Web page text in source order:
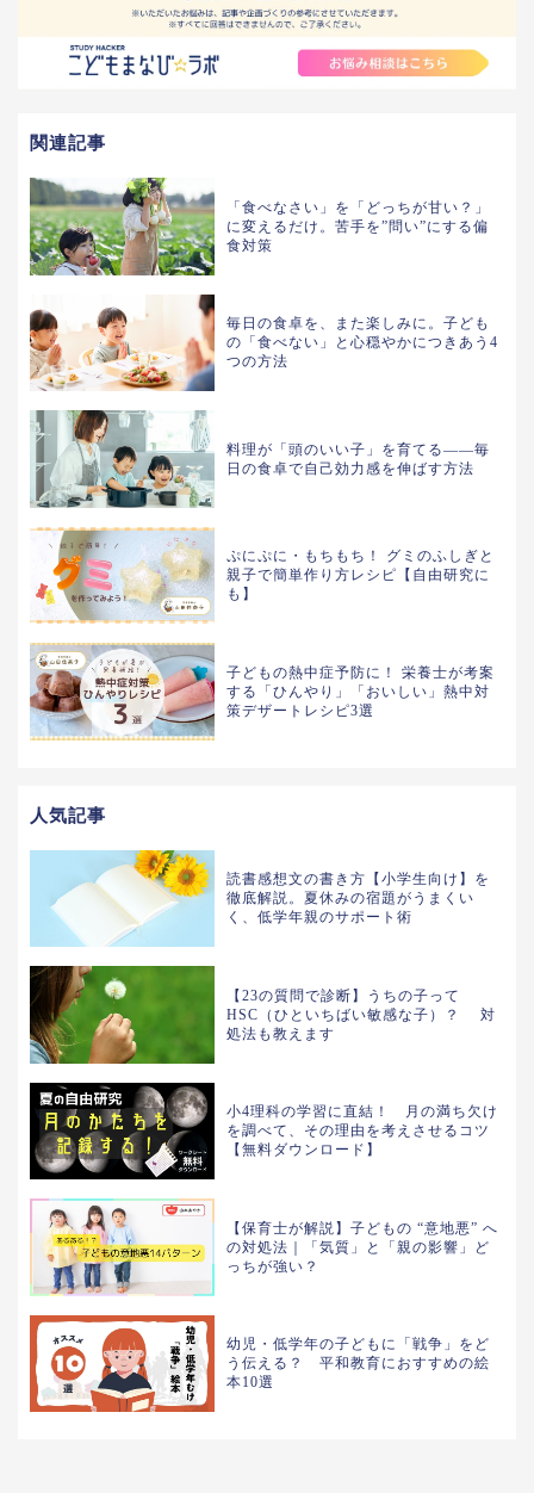
関連記事
「食べなさい」を「どっちが甘い？」
に変えるだけ。苦手を”問い”にする偏
食対策
毎日の食卓を、また楽しみに。子ども
の「食べない」と心穏やかにつきあう4
つの方法
料理が「頭のいい子」を育てる――毎
日の食卓で自己効力感を伸ばす方法
ぷにぷに・もちもち！ グミのふしぎと
親子で簡単作り方レシピ【自由研究に
も】
子どもの熱中症予防に！ 栄養士が考案
する「ひんやり」「おいしい」熱中対
策デザートレシピ3選
人気記事
読書感想文の書き方【小学生向け】を
徹底解説。夏休みの宿題がうまくい
く、低学年親のサポート術
【23の質問で診断】うちの子って
HSC（ひといちばい敏感な子）？ 対
処法も教えます
小4理科の学習に直結！ 月の満ち欠け
を調べて、その理由を考えさせるコツ
【無料ダウンロード】
【保育士が解説】子どもの “意地悪” へ
の対処法｜「気質」と「親の影響」ど
っちが強い？
幼児・低学年の子どもに「戦争」をど
う伝える？ 平和教育におすすめの絵
本10選